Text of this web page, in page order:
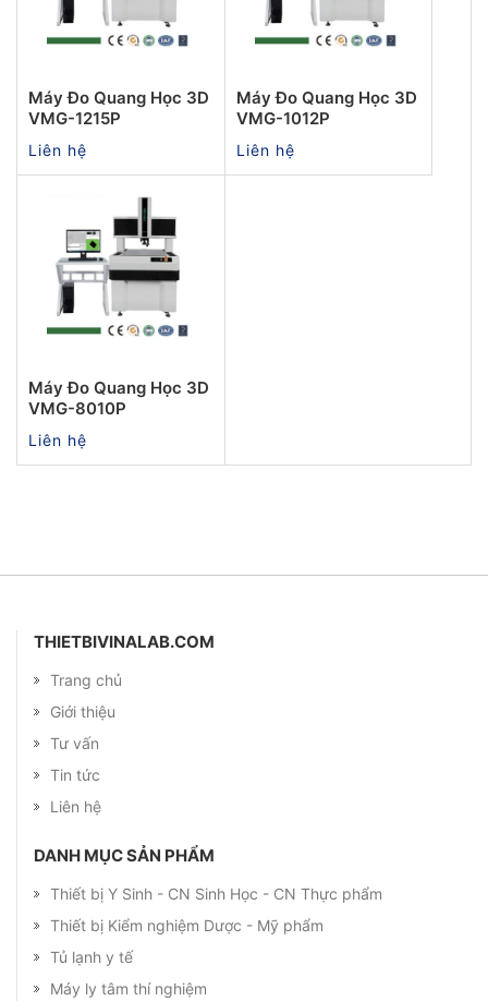
Máy Đo Quang Học 3D
VMG-1215P
Liên hệ
Máy Đo Quang Học 3D
VMG-1012P
Liên hệ
Máy Đo Quang Học 3D
VMG-8010P
Liên hệ
THIETBIVINALAB.COM
Trang chủ
Giới thiệu
Tư vấn
Tin tức
Liên hệ
DANH MỤC SẢN PHẨM
Thiết bị Y Sinh - CN Sinh Học - CN Thực phẩm
Thiết bị Kiểm nghiệm Dược - Mỹ phẩm
Tủ lạnh y tế
Máy ly tâm thí nghiệm